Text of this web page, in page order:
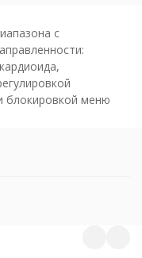
с
блокировкой меню